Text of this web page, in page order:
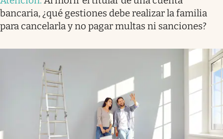
bancaria, ¿qué gestiones debe realizar la familia
para cancelarla y no pagar multas ni sanciones?